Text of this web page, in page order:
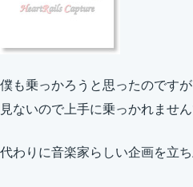
僕も乗っかろうと思ったのです
見ないので上手に乗っかれませ
代わりに音楽家らしい企画を立ち